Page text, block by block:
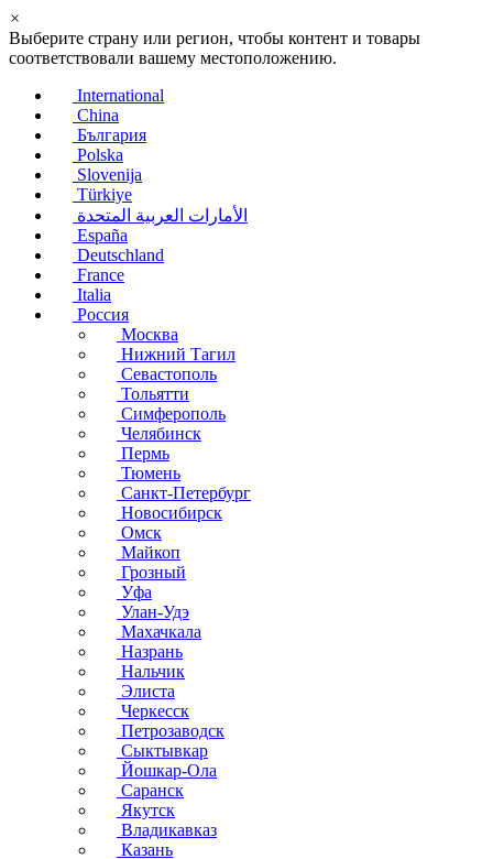
×
Выберите страну или регион, чтобы контент и товары
соответствовали вашему местоположению.
International
China
България
Polska
Slovenija
Türkiye
الأمارات العربية المتحدة
España
Deutschland
France
Italia
Россия
Москва
Нижний Тагил
Севастополь
Тольятти
Симферополь
Челябинск
Пермь
Тюмень
Санкт-Петербург
Новосибирск
Омск
Майкоп
Грозный
Уфа
Улан-Удэ
Махачкала
Назрань
Нальчик
Элиста
Черкесск
Петрозаводск
Сыктывкар
Йошкар-Ола
Саранск
Якутск
Владикавказ
Казань